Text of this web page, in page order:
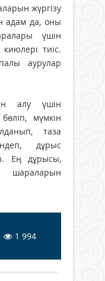
жүргізу
адам да, оны
үшін
киюлері тиіс.
аурулар
алу үшін
мүмкін
таза
дұрыс
Ең дұрысы,
1 994